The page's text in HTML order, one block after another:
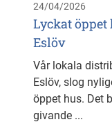
24/04/2026
Lyckat
Eslöv
Vår lokala
Eslöv, slog
öppet hus. Det
givande ...